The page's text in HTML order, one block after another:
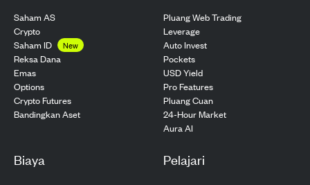
Saham AS
Crypto
Saham ID
New
Reksa Dana
Emas
Options
Crypto Futures
Bandingkan Aset
Pluang Web Trading
Leverage
Auto Invest
Pockets
USD Yield
Pro Features
Pluang Cuan
24-Hour Market
Aura AI
Biaya Pelajari